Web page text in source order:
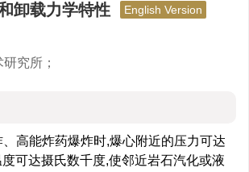
卸载力学特性 English Version
究所；
高能炸药爆炸时,爆心附近的压力可达
可达摄氏数千度,使邻近岩石汽化或液